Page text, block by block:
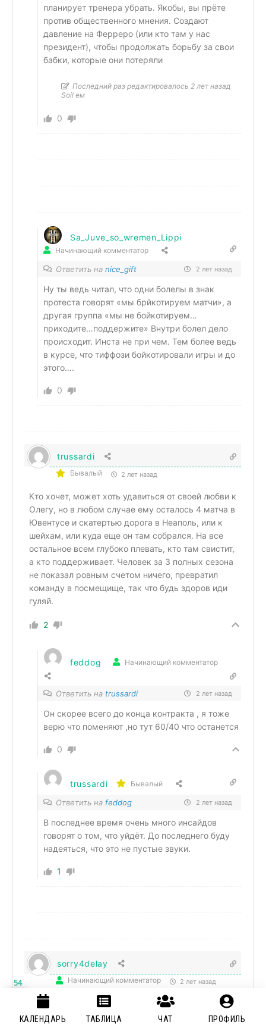
планирует тренера убрать. Якобы, вы прёте
против общественного мнения. Создают
давление на Ферреро (или кто там у нас
президент), чтобы продолжать борьбу за свои
бабки, которые они потеряли
Последний раз редактировалось 2 лет назад
Soil ем
0
Sa_Juve_so_wremen_Lippi
Начинающий комментатор
Ответить на nice_gift 2 лет назад
Ну ты ведь читал, что одни болелы в знак
протеста говорят «мы брйкотируем матчи», а
другая группа «мы не бойкотируем…
приходите…поддержите» Внутри болел дело
происходит. Инста не при чем. Тем более ведь
в курсе, что тиффози бойкотировали игры и до
этого….
0
trussardi
Бывалый 2 лет назад
Кто хочет, может хоть удавиться от своей любви к
Олегу, но в любом случае ему осталось 4 матча в
Ювентусе и скатертью дорога в Неаполь, или к
шейхам, или куда еще он там собрался. На все
остальное всем глубоко плевать, кто там свистит,
а кто поддерживает. Человек за 3 полных сезона
не показал ровным счетом ничего, превратил
команду в посмещище, так что будь здоров иди
гуляй.
2
feddog Начинающий комментатор
Ответить на trussardi 2 лет назад
Он скорее всего до конца контракта , я тоже
верю что поменяют ,но тут 60/40 что останется
0
trussardi Бывалый
Ответить на feddog 2 лет назад
В последнее время очень много инсайдов
говорят о том, что уйдёт. До последнего буду
надеяться, что это не пустые звуки.
1
sorry4delay
Начинающий комментатор 2 лет назад
может быть они видят то ,чего не видим мы?)
54
КАЛЕНДАРЬ ТАБЛИЦА ЧАТ ПРОФИЛЬ